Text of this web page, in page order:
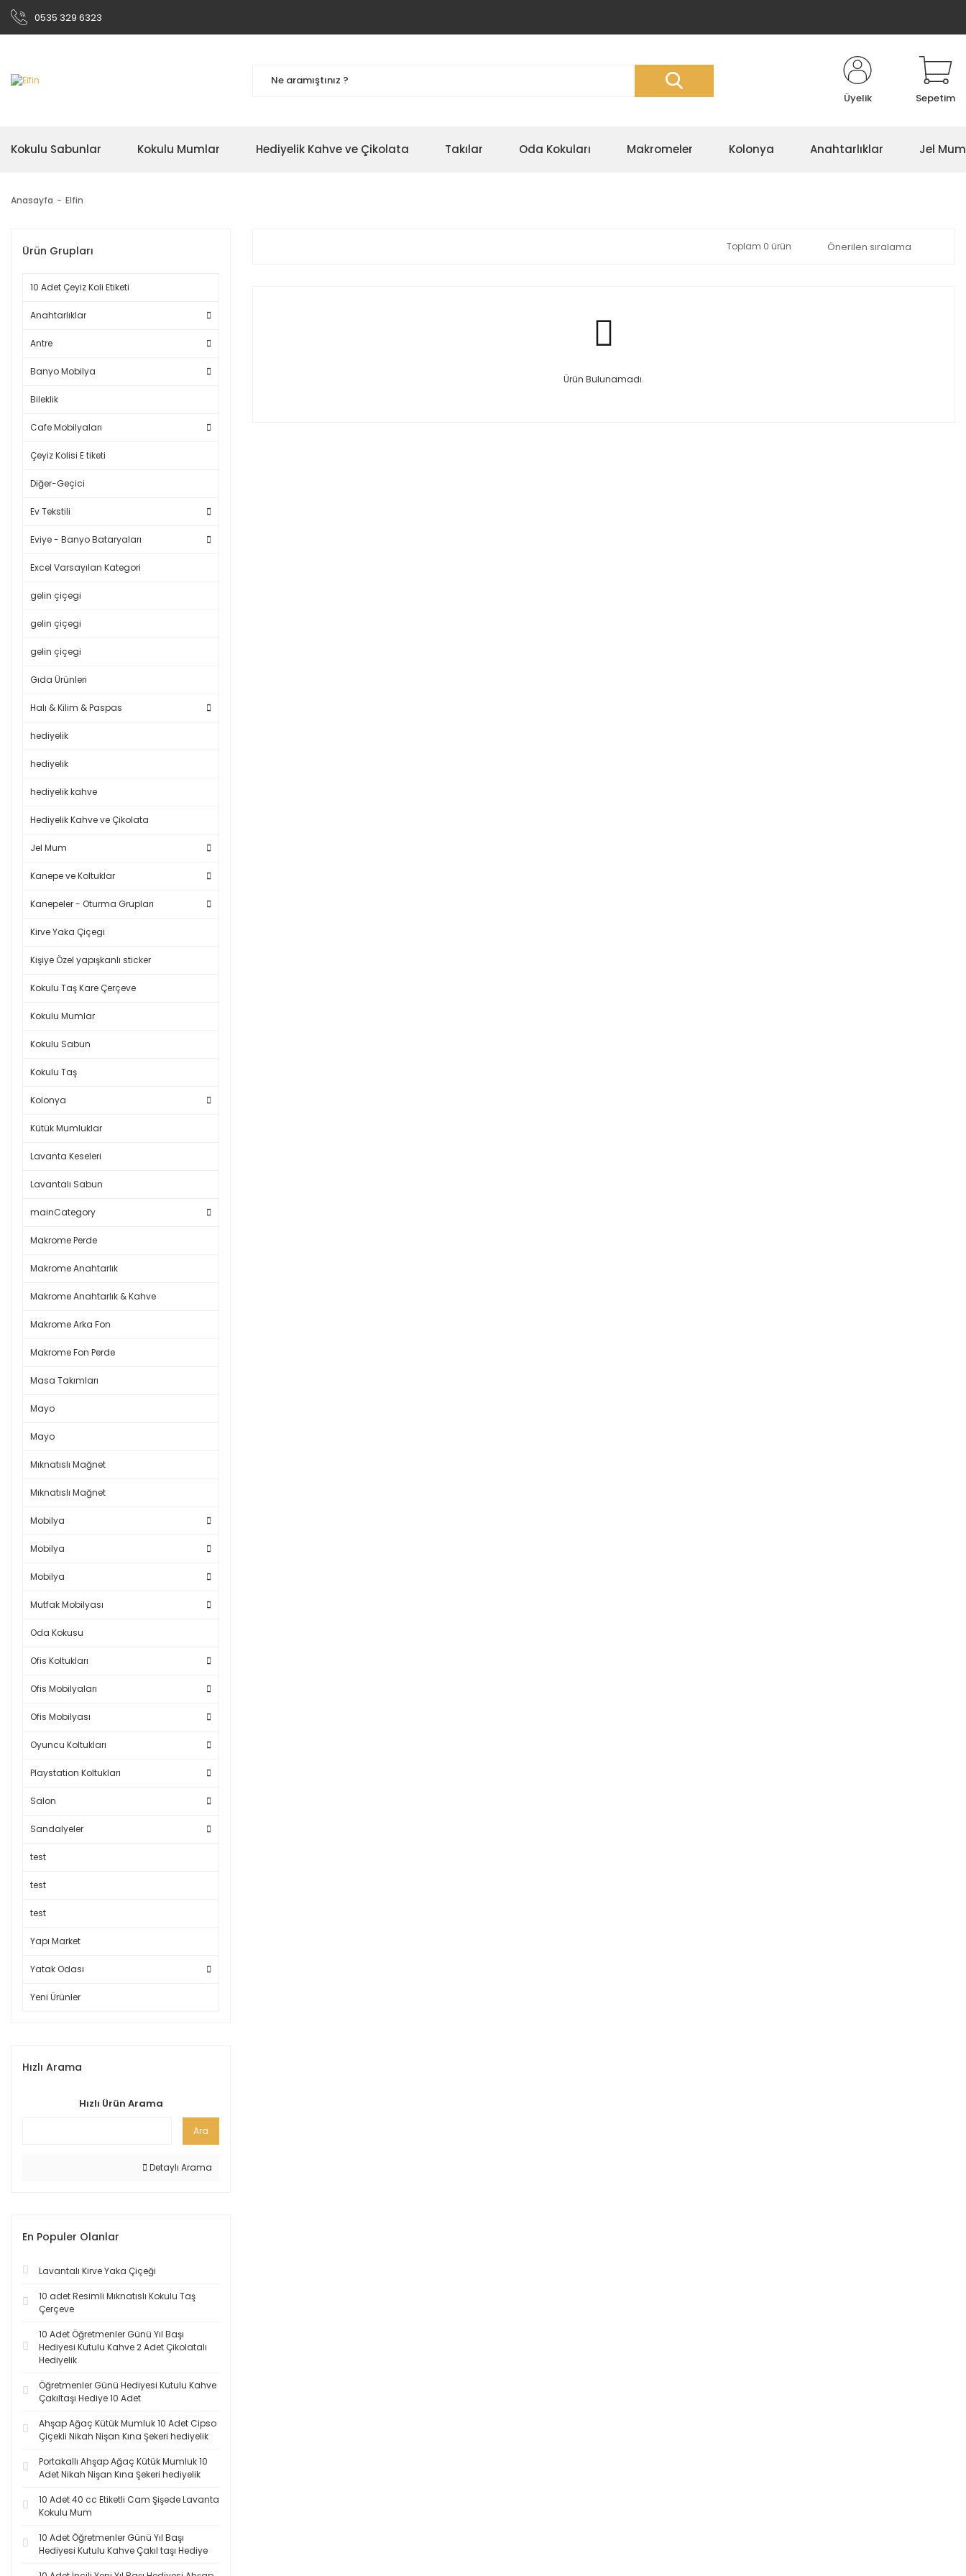
0535 329 6323
Üyelik Sepetim
Kokulu Sabunlar Kokulu Mumlar Hediyelik Kahve ve Çikolata Takılar Oda Kokuları Makromeler Kolonya Anahtarlıklar Jel
Anasayfa Elfin
Ürün Grupları
10 Adet Çeyiz Koli Etiketi
Anahtarlıklar
Antre
Banyo Mobilya
Bileklik
Cafe Mobilyaları
Çeyiz Kolisi E tiketi
Diğer-Geçici
Ev Tekstili
Eviye - Banyo Bataryaları
Excel Varsayılan Kategori
gelin çiçegi
gelin çiçegi
gelin çiçegi
Gıda Ürünleri
Halı & Kilim & Paspas
hediyelik
hediyelik
hediyelik kahve
Hediyelik Kahve ve Çikolata
Jel Mum
Kanepe ve Koltuklar
Kanepeler - Oturma Grupları
Kirve Yaka Çiçegi
Kişiye Özel yapışkanlı sticker
Kokulu Taş Kare Çerçeve
Kokulu Mumlar
Kokulu Sabun
Kokulu Taş
Kolonya
Kütük Mumluklar
Lavanta Keseleri
Lavantalı Sabun
mainCategory
Makrome Perde
Makrome Anahtarlık
Makrome Anahtarlık & Kahve
Makrome Arka Fon
Makrome Fon Perde
Masa Takımları
Mayo
Mayo
Mıknatıslı Mağnet
Mıknatıslı Mağnet
Mobilya
Mobilya
Mobilya
Mutfak Mobilyası
Oda Kokusu
Ofis Koltukları
Ofis Mobilyaları
Ofis Mobilyası
Oyuncu Koltukları
Playstation Koltukları
Salon
Sandalyeler
test
test
test
Yapı Market
Yatak Odası
Yeni Ürünler
Hızlı Arama
Hızlı Ürün Arama
Ara
Detaylı Arama
En Populer Olanlar
Lavantalı Kirve Yaka Çiçeği
10 adet Resimli Mıknatıslı Kokulu Taş
Çerçeve
10 Adet Öğretmenler Günü Yıl Başı
Hediyesi Kutulu Kahve 2 Adet Çikolatalı
Hediyelik
Öğretmenler Günü Hediyesi Kutulu Kahve
Çakıltaşı Hediye 10 Adet
Ahşap Ağaç Kütük Mumluk 10 Adet Cipso
Çiçekli Nikah Nişan Kına Şekeri hediyelik
Portakallı Ahşap Ağaç Kütük Mumluk 10
Adet Nikah Nişan Kına Şekeri hediyelik
10 Adet 40 cc Etiketli Cam Şişede Lavanta
Kokulu Mum
10 Adet Öğretmenler Günü Yıl Başı
Hediyesi Kutulu Kahve Çakıl taşı Hediye
Toplam 0 ürün
Ürün Bulunamadı.